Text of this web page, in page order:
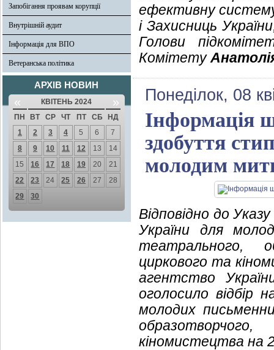
Запобігання проявам корупції
Внутрішній аудит
Інформація для ВПО
Ветеранська політика
АРХІВ НОВИН
« КВІТЕНЬ 2024 »
ПН ВТ СР ЧТ ПТ СБ
НД
1
2 3 4 5 6
7
8
9 10 11 12 13
14
15
16 17 18 19 20
21
22
23 24 25 26 27
28
29
30
ефективну систему
і Захисниць
Голови
Комітету
Понеділок, 08
Інформація
здобуття
молодим
Відповідно до
України для
театрального,
циркового та
агентство
оголосило відбір
молодих
кіномистецтва на